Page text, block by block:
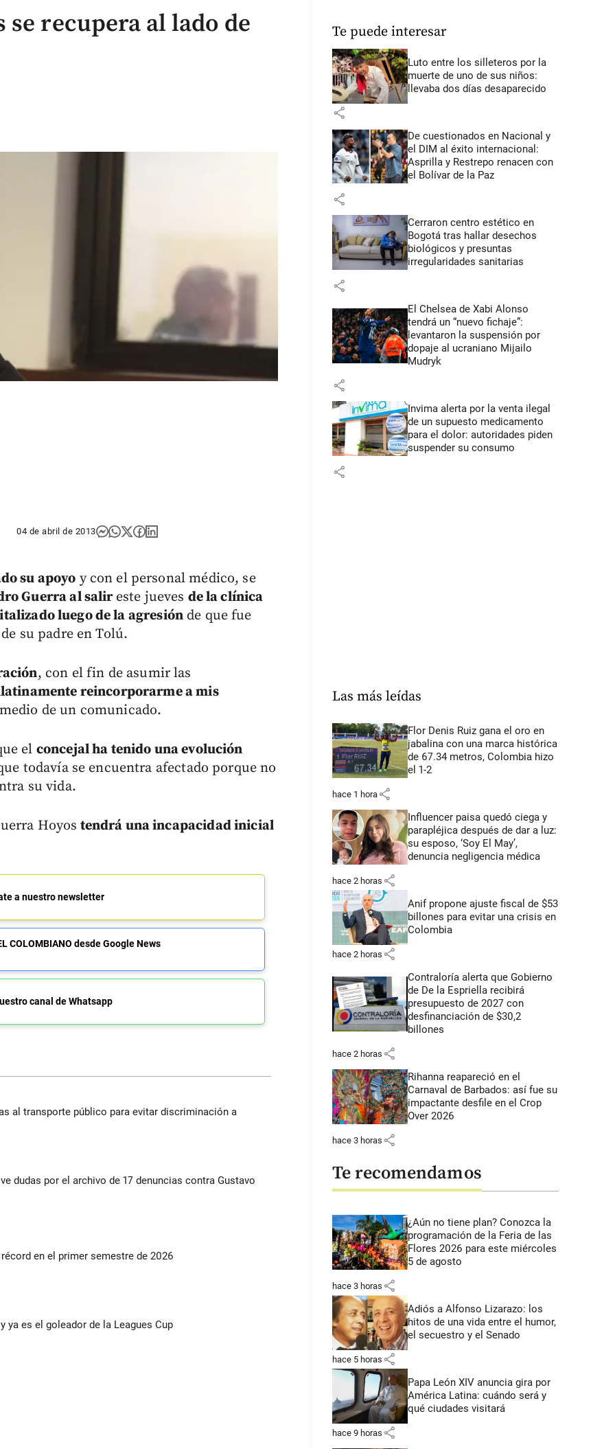
se recupera al lado de
04 de abril de 2013
su apoyo y con el personal médico, se
Guerra al salir este jueves de la clínica
luego de la agresiónde que fue
su padre en Tolú.
, con el fin de asumir las
reincorporarme a mis
de un comunicado.
el concejal ha tenido una evolución
todavía se encuentra afectado porque no
su vida.
Hoyos tendrá una incapacidad inicial
a nuestro newsletter
COLOMBIANO desde Google News
canal de Whatsapp
al transporte público para evitar discriminación a
dudas por el archivo de 17 denuncias contra Gustavo
en el primer semestre de 2026
es el goleador de la Leagues Cup
Te puede interesar
Luto entre los silleteros por la
muerte de uno de sus niños:
llevaba dos días desaparecido
share
De cuestionados en Nacional y
el DIM al éxito internacional:
Asprilla y Restrepo renacen con
el Bolívar de la Paz
share
Cerraron centro estético en
Bogotá tras hallar desechos
biológicos y presuntas
irregularidades sanitarias
share
El Chelsea de Xabi Alonso
tendrá un “nuevo fichaje”:
levantaron la suspensión por
dopaje al ucraniano Mijailo
Mudryk
share
Invima alerta por la venta ilegal
de un supuesto medicamento
para el dolor: autoridades piden
suspender su consumo
share
Las más leídas
Flor Denis Ruiz gana el oro en
jabalina con una marca histórica
de 67.34 metros, Colombia hizo
el 1-2
hace 1 hora share
Influencer paisa quedó ciega y
parapléjica después de dar a luz:
su esposo, ‘Soy El May’,
denuncia negligencia médica
hace 2 horas share
Anif propone ajuste fiscal de $53
billones para evitar una crisis en
Colombia
hace 2 horas share
Contraloría alerta que Gobierno
de De la Espriella recibirá
presupuesto de 2027 con
desfinanciación de $30,2
billones
hace 2 horas share
Rihanna reapareció en el
Carnaval de Barbados: así fue su
impactante desfile en el Crop
Over 2026
hace 3 horas share
Te recomendamos
¿Aún no tiene plan? Conozca la
programación de la Feria de las
Flores 2026 para este miércoles
5 de agosto
hace 3 horas share
Adiós a Alfonso Lizarazo: los
hitos de una vida entre el humor,
el secuestro y el Senado
hace 5 horas share
Papa León XIV anuncia gira por
América Latina: cuándo será y
qué ciudades visitará
hace 9 horas share